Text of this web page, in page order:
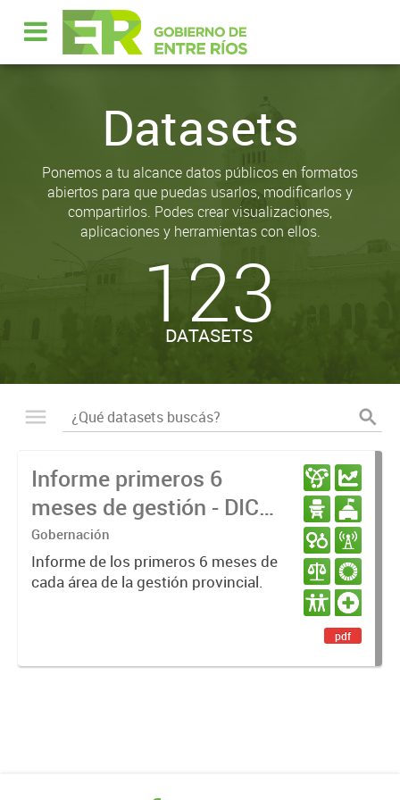
Datasets
Ponemos a tu alcance datos públicos en formatos
abiertos para que puedas usarlos, modificarlos y
compartirlos. Podes crear visualizaciones,
aplicaciones y herramientas con ellos.
123
DATASETS
Informe primeros 6
meses de gestión - DIC
23 / JUN 24
Gobernación
Informe de los primeros 6 meses de
cada área de la gestión provincial.
pdf